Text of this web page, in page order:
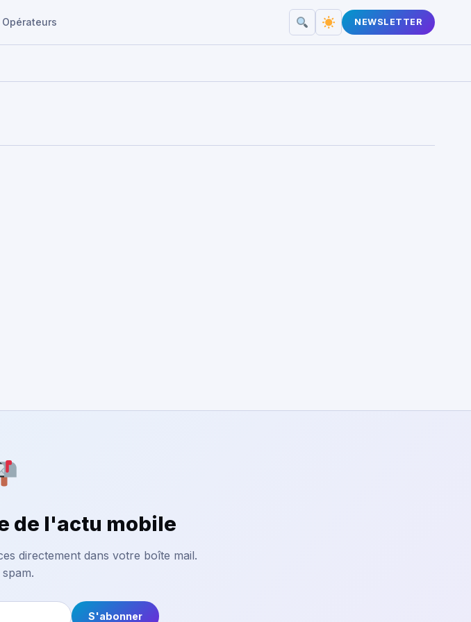
Opérateurs NEWSLETTER
de l'actu mobile
directement dans votre boîte mail.
S'abonner